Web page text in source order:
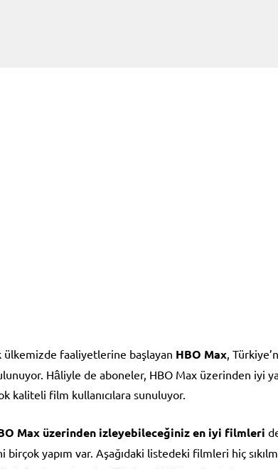
ülkemizde faaliyetlerine başlayan HBO Max,
Hâliyle de aboneler, HBO Max üzerinden iyi
kaliteli film kullanıcılara sunuluyor.
Max üzerinden izleyebileceğiniz en iyi filmleri
yapım var. Aşağıdaki listedeki filmleri hiç